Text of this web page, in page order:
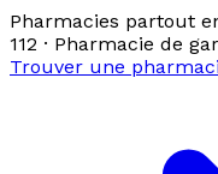
Pharmacies partout
112 · Pharmacie de
Trouver une